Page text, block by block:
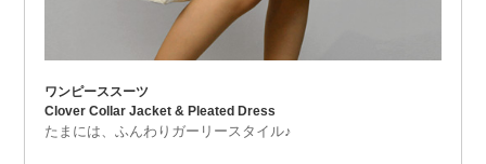
ワンピーススーツ
Clover Collar Jacket & Pleated Dress
たまには、ふんわりガーリースタイル♪